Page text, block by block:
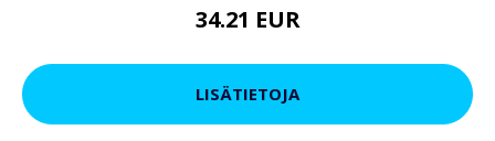
34.21 EUR
LISÄTIETOJA